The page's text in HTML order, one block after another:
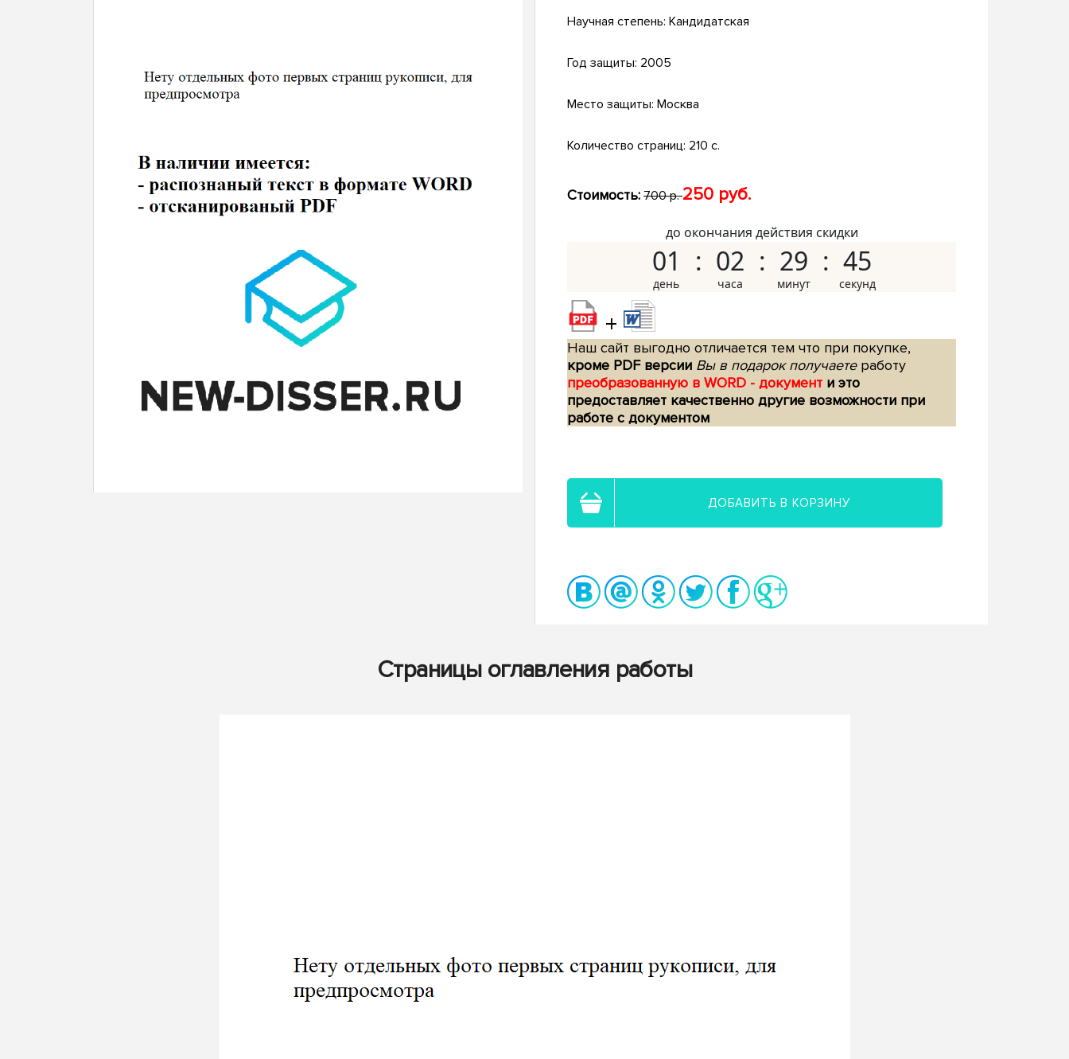
Научная степень: Кандидатская
Год защиты: 2005
Место защиты: Москва
Количество страниц: 210 с.
Стоимость: 700 р.250 руб.
до окончания действия скидки
01 02 29 44
+
Наш сайт выгодно отличается тем что при покупке,
кроме PDF версии Вы в подарок получаетеработу
преобразованную в WORD - документ и это
предоставляет качественно другие возможности при
работе с документом
ДОБАВИТЬ В КОРЗИНУ
Страницы оглавления работы